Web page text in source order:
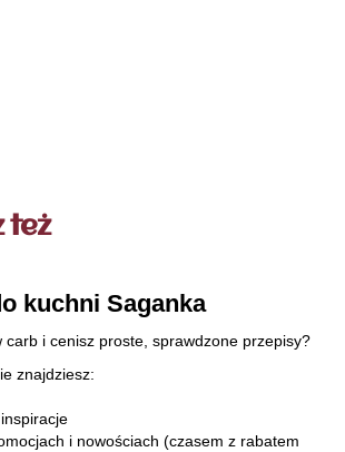
też
kuchni Saganka
carb i cenisz proste, sprawdzone przepisy?
znajdziesz:
i nowościach (czasem z rabatem